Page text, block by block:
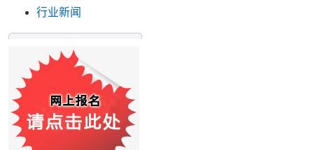
行业新闻